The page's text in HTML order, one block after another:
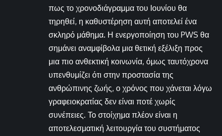
πως το χρονοδιάγραμμα του Ιουνίου θα
τηρηθεί, η καθυστέρηση αυτή αποτελεί ένα
σκληρό μάθημα. Η ενεργοποίηση του PWS θα
σημάνει αναμφίβολα μια θετική εξέλιξη προς
μια πιο ανθεκτική κοινωνία, όμως ταυτόχρονα
υπενθυμίζει ότι στην προστασία της
ανθρώπινης ζωής, ο χρόνος που χάνεται λόγω
γραφειοκρατίας δεν είναι ποτέ χωρίς
συνέπειες. Το στοίχημα πλέον είναι η
αποτελεσματική λειτουργία του συστήματος